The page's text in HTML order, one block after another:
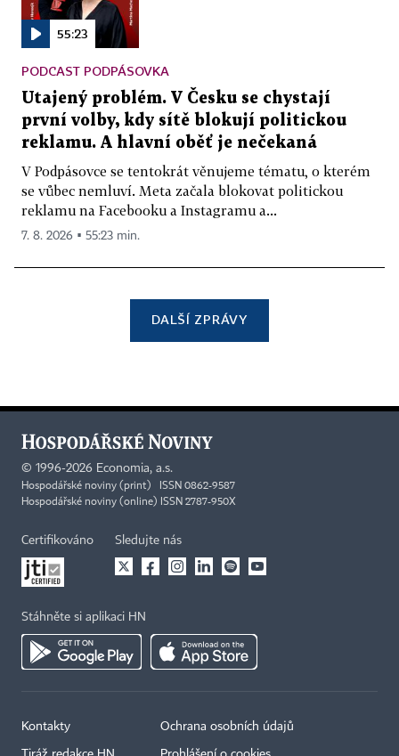
55:23
PODCAST PODPÁSOVKA
Utajený problém. V Česku se chystají
první volby, kdy sítě blokují politickou
reklamu. A hlavní oběť je nečekaná
V Podpásovce se tentokrát věnujeme tématu, o kterém
se vůbec nemluví. Meta začala blokovat politickou
reklamu na Facebooku a Instagramu a...
7. 8. 2026 ▪ 55:23 min.
DALŠÍ ZPRÁVY
© 1996-2026 Economia, a.s.
Hospodářské noviny (print) ISSN 0862-9587
Hospodářské noviny (online) ISSN 2787-950X
Certifikováno Sledujte nás
Stáhněte si aplikaci HN
Kontakty Ochrana osobních údajů